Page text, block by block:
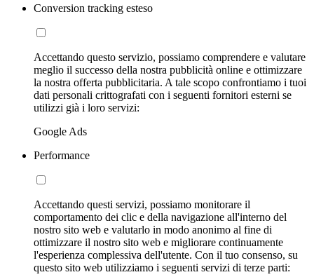
Conversion tracking esteso
Accettando questo servizio, possiamo comprendere e valutare
meglio il successo della nostra pubblicità online e ottimizzare
la nostra offerta pubblicitaria. A tale scopo confrontiamo i tuoi
dati personali crittografati con i seguenti fornitori esterni se
utilizzi già i loro servizi:
Google Ads
Performance
Accettando questi servizi, possiamo monitorare il
comportamento dei clic e della navigazione all'interno del
nostro sito web e valutarlo in modo anonimo al fine di
ottimizzare il nostro sito web e migliorare continuamente
l'esperienza complessiva dell'utente. Con il tuo consenso, su
questo sito web utilizziamo i seguenti servizi di terze parti: